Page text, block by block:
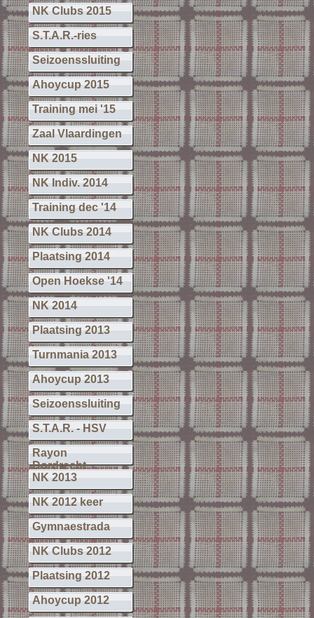
NK Clubs 2015
S.T.A.R.-ries
Seizoenssluiting
Ahoycup 2015
Training mei '15
Zaal Vlaardingen
NK 2015
NK Indiv. 2014
Training dec '14
NK Clubs 2014
Plaatsing 2014
Open Hoekse '14
NK 2014
Plaatsing 2013
Turnmania 2013
Ahoycup 2013
Seizoenssluiting
S.T.A.R. - HSV
Rayon
Dordrecht
NK 2013
NK 2012 keer
Gymnaestrada
NK Clubs 2012
Plaatsing 2012
Ahoycup 2012